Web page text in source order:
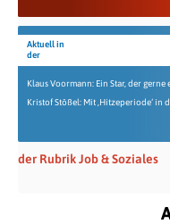
Aktuell in
der
Klaus Voormann: Ein Star, der
Kristof Stößel: Mit ‚Hitzeperiode‘ in
der Rubrik Job & Soziales